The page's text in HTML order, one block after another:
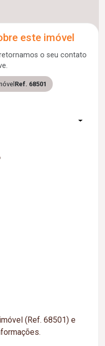
este imóvel
o seu contato
Ref. 68501